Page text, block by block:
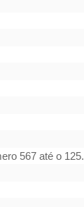
567 até o 125.